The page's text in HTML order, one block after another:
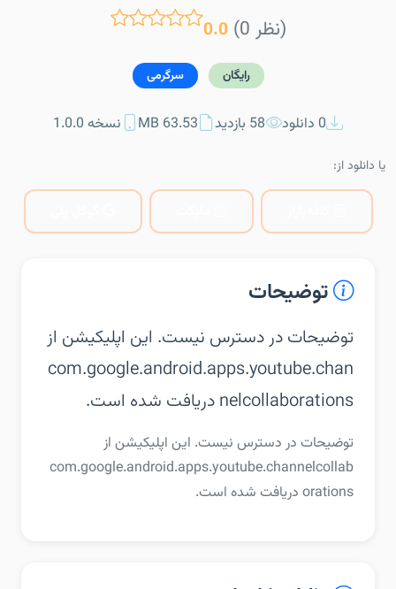
0.0 (0 نظر)
رایگان سرگرمی
0 دانلود 58 بازدید 63.53 MB نسخه 1.0.0
یا دانلود از:
توضیحات
توضیحات در دسترس نیست. این اپلیکیشن از
com.google.android.apps.youtube.chan
nelcollaborations دریافت شده است.
توضیحات در دسترس نیست. این اپلیکیشن از
com.google.android.apps.youtube.channelcollab
orations دریافت شده است.